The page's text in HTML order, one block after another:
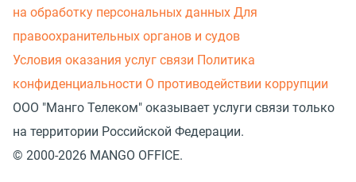
на обработку персональных данных Для
правоохранительных органов и судов
Условия оказания услуг связи Политика
конфиденциальности О противодействии коррупции
ООО "Манго Телеком" оказывает услуги связи только
на территории Российской Федерации.
© 2000-2026 MANGO OFFICE.